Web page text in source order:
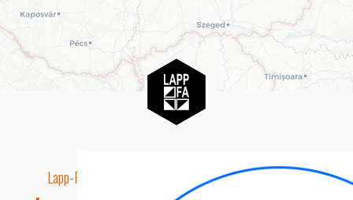
Lapp-Fa EUTR technikai azonosító száma: AA5849163